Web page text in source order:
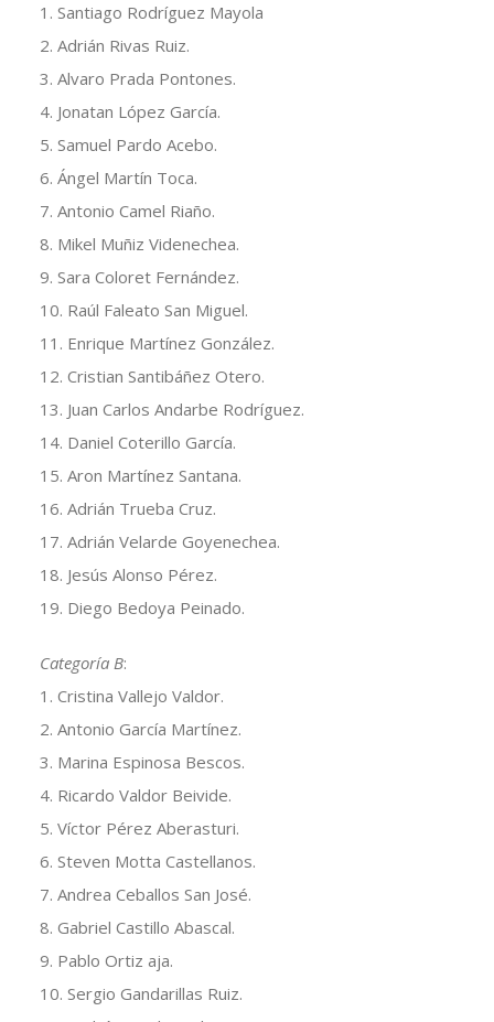
1. Santiago Rodríguez Mayola
2. Adrián Rivas Ruiz.
3. Alvaro Prada Pontones.
4. Jonatan López García.
5. Samuel Pardo Acebo.
6. Ángel Martín Toca.
7. Antonio Camel Riaño.
8. Mikel Muñiz Videnechea.
9. Sara Coloret Fernández.
10. Raúl Faleato San Miguel.
11. Enrique Martínez González.
12. Cristian Santibáñez Otero.
13. Juan Carlos Andarbe Rodríguez.
14. Daniel Coterillo García.
15. Aron Martínez Santana.
16. Adrián Trueba Cruz.
17. Adrián Velarde Goyenechea.
18. Jesús Alonso Pérez.
19. Diego Bedoya Peinado.
Categoría B:
1. Cristina Vallejo Valdor.
2. Antonio García Martínez.
3. Marina Espinosa Bescos.
4. Ricardo Valdor Beivide.
5. Víctor Pérez Aberasturi.
6. Steven Motta Castellanos.
7. Andrea Ceballos San José.
8. Gabriel Castillo Abascal.
9. Pablo Ortiz aja.
10. Sergio Gandarillas Ruiz.